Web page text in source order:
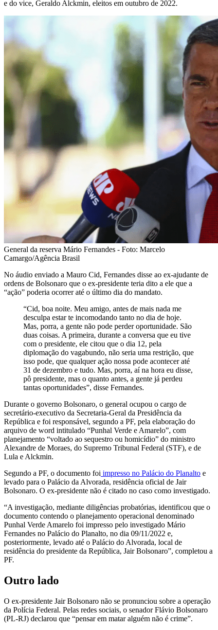
e do vice, Geraldo Alckmin, eleitos em outubro de 2022.
General da reserva Mário Fernandes - Foto: Marcelo
Camargo/Agência Brasil
No áudio enviado a Mauro Cid, Fernandes disse ao ex-ajudante de
ordens de Bolsonaro que o ex-presidente teria dito a ele que a
“ação” poderia ocorrer até o último dia do mandato.
“Cid, boa noite. Meu amigo, antes de mais nada me
desculpa estar te incomodando tanto no dia de hoje.
Mas, porra, a gente não pode perder oportunidade. São
duas coisas. A primeira, durante a conversa que eu tive
com o presidente, ele citou que o dia 12, pela
diplomação do vagabundo, não seria uma restrição, que
isso pode, que qualquer ação nossa pode acontecer até
31 de dezembro e tudo. Mas, porra, aí na hora eu disse,
pô presidente, mas o quanto antes, a gente já perdeu
tantas oportunidades”, disse Fernandes.
Durante o governo Bolsonaro, o general ocupou o cargo de
secretário-executivo da Secretaria-Geral da Presidência da
República e foi responsável, segundo a PF, pela elaboração do
arquivo de word intitulado “Punhal Verde e Amarelo”, com
planejamento “voltado ao sequestro ou homicídio” do ministro
Alexandre de Moraes, do Supremo Tribunal Federal (STF), e de
Lula e Alckmin.
Segundo a PF, o documento foi impresso no Palácio do Planalto e
levado para o Palácio da Alvorada, residência oficial de Jair
Bolsonaro. O ex-presidente não é citado no caso como investigado.
“A investigação, mediante diligências probatórias, identificou que o
documento contendo o planejamento operacional denominado
Punhal Verde Amarelo foi impresso pelo investigado Mário
Fernandes no Palácio do Planalto, no dia 09/11/2022 e,
posteriormente, levado até o Palácio do Alvorada, local de
residência do presidente da República, Jair Bolsonaro”, completou a
PF.
Outro lado
O ex-presidente Jair Bolsonaro não se pronunciou sobre a operação
da Polícia Federal. Pelas redes sociais, o senador Flávio Bolsonaro
(PL-RJ) declarou que “pensar em matar alguém não é crime”.